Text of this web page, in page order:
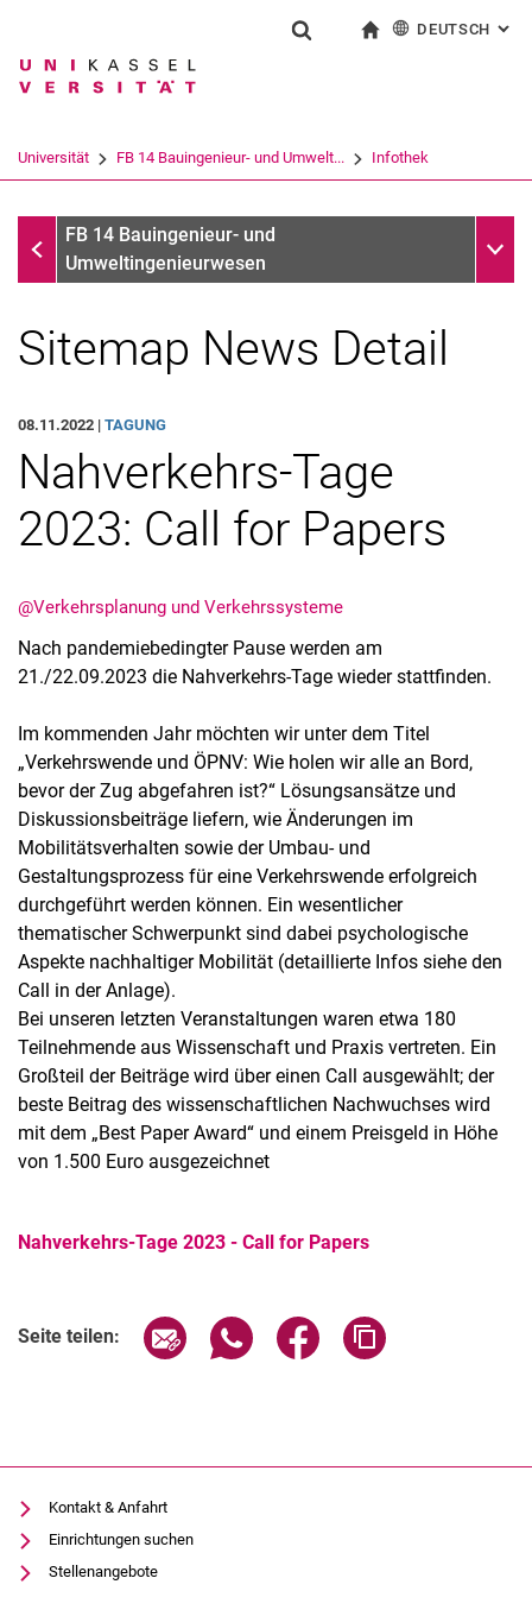
Springe direkt zu: Inhalt
Springe direkt zu: Suche
Springe direkt zu:
Suchbegriff
Suchen (öffnet externen Link in einem
DEUTSCH :
Universität FB 14 Bauingenieur- und Umwelt... Infothek
InfothekFB 14 Bauingenieur- und
Umweltingenieurwesen
Alle Meldungen
Meldungen: Forschung
Meldungen: Stu­di­um
Meldungen: Institute
Infothek: Studienservice
Newswall der Fachgebiete
Suche
Sitemap News Detail
08.11.2022 | TAGUNG
Nahverkehrs-Tage
2023: Call for Papers
@Verkehrsplanung und Verkehrssysteme
Nach pandemiebedingter Pause werden am
21./22.09.2023 die Nahverkehrs-Tage wieder stattfinden.
Im kommenden Jahr möchten wir unter dem Titel
„Verkehrswende und ÖPNV: Wie holen wir alle an Bord,
bevor der Zug abgefahren ist?“ Lösungsansätze und
Diskussionsbeiträge liefern, wie Änderungen im
Mobilitätsverhalten sowie der Umbau- und
Gestaltungsprozess für eine Verkehrswende erfolgreich
durchgeführt werden können. Ein wesentlicher
thematischer Schwerpunkt sind dabei psychologische
Aspekte nachhaltiger Mobilität (detaillierte Infos siehe den
Call in der Anlage).
Bei unseren letzten Veranstaltungen waren etwa 180
Teilnehmende aus Wissenschaft und Praxis vertreten. Ein
Großteil der Beiträge wird über einen Call ausgewählt; der
beste Beitrag des wissenschaftlichen Nachwuchses wird
mit dem „Best Paper Award“ und einem Preisgeld in Höhe
von 1.500 Euro ausgezeichnet
Nahverkehrs-Tage 2023 - Call for Papers
Seite teilen: Seite über E-Mail teilen
Seite über WhatsApp teilen
Seite über Facebook
Kontakt & Anfahrt
Einrichtungen suchen
Stellenangebote